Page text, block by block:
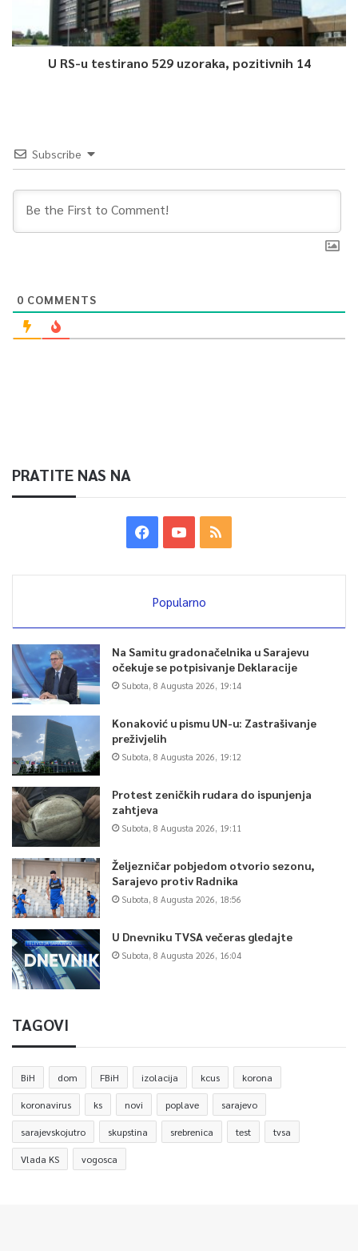
U RS-u testirano 529 uzoraka, pozitivnih 14
Subscribe
0 COMMENTS
PRATITE NAS NA
Popularno
Na Samitu gradonačelnika u Sarajevu
očekuje se potpisivanje Deklaracije
Subota, 8 Augusta 2026, 19:14
Konaković u pismu UN-u: Zastrašivanje
preživjelih
Subota, 8 Augusta 2026, 19:12
Protest zeničkih rudara do ispunjenja
zahtjeva
Subota, 8 Augusta 2026, 19:11
Željezničar pobjedom otvorio sezonu,
Sarajevo protiv Radnika
Subota, 8 Augusta 2026, 18:56
U Dnevniku TVSA večeras gledajte
Subota, 8 Augusta 2026, 16:04
TAGOVI
BiH dom FBiH izolacija kcus korona
koronavirus ks novi poplave sarajevo
sarajevskojutro skupstina srebrenica test tvsa
Vlada KS vogosca